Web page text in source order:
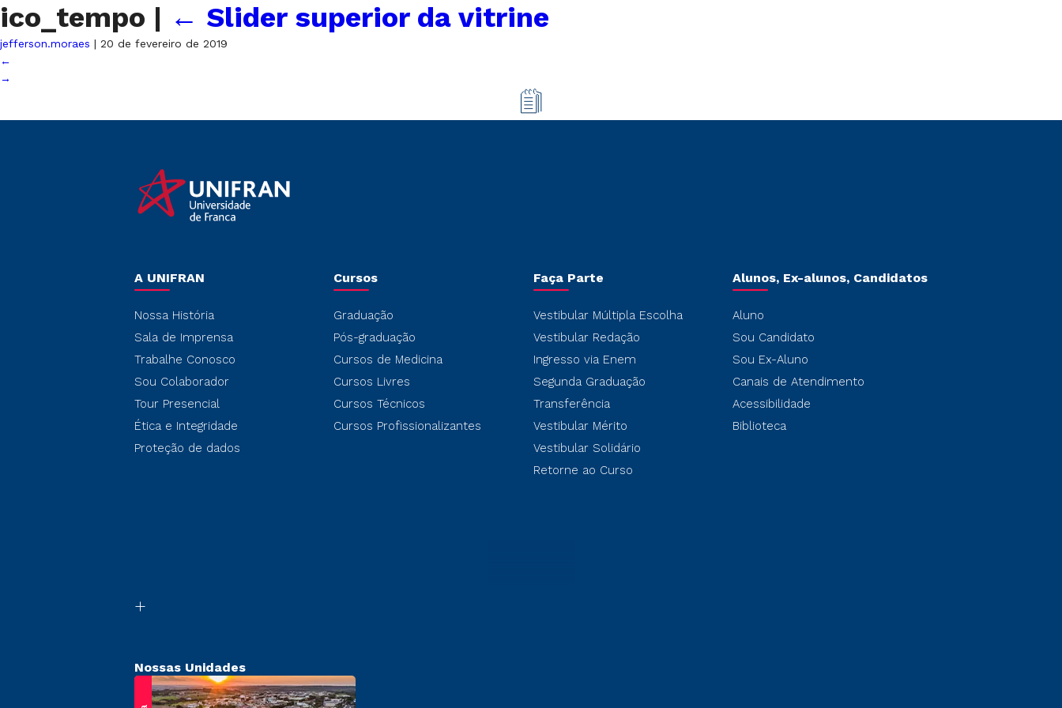
ico_tempo | ← Slider superior da vitrine
jefferson.moraes | 20 de fevereiro de 2019
←
→
A UNIFRAN
Nossa História
Sala de Imprensa
Trabalhe Conosco
Sou Colaborador
Tour Presencial
Ética e Integridade
Proteção de dados
Cursos
Graduação
Pós-graduação
Cursos de Medicina
Cursos Livres
Cursos Técnicos
Cursos Profissionalizantes
Faça Parte
Vestibular Múltipla Escolha
Vestibular Redação
Ingresso via Enem
Segunda Graduação
Transferência
Vestibular Mérito
Vestibular Solidário
Retorne ao Curso
Alunos, Ex-alunos, Candidatos
Aluno
Sou Candidato
Sou Ex-Aluno
Canais de Atendimento
Acessibilidade
Biblioteca
Nossas Unidades